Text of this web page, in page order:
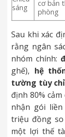
sáng
cơ bản
phòng
Sau khi xác
rằng ngân
nhóm chính:
ghế), hệ
tường tùy
định 80%
nhận gói
triệu đồng
một lợi thế